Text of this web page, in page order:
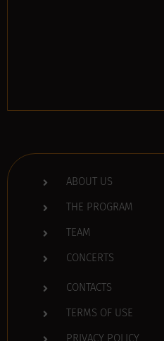
ABOUT US
THE PROGRAM
TEAM
CONCERTS
CONTACTS
TERMS OF USE